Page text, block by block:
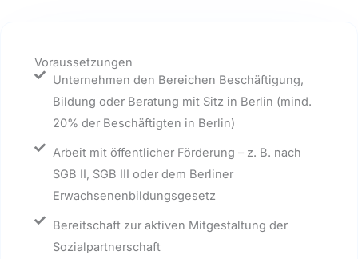
Voraussetzungen
Unternehmen den Bereichen Beschäftigung,
Bildung oder Beratung mit Sitz in Berlin (mind.
20% der Beschäftigten in Berlin)
Arbeit mit öffentlicher Förderung – z. B. nach
SGB II, SGB III oder dem Berliner
Erwachsenenbildungsgesetz
Bereitschaft zur aktiven Mitgestaltung der
Sozialpartnerschaft